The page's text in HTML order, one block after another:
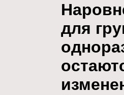
для